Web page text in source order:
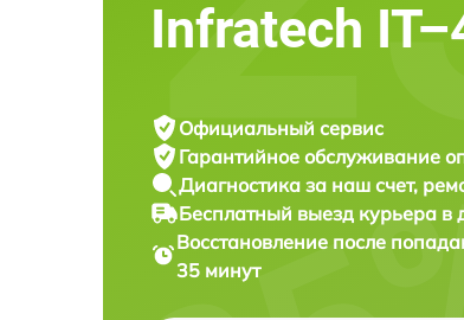
Infratech
Официальный сервис
Гарантийное обслуживание
Диагностика за наш счет,
Бесплатный выезд курьера в
Восстановление после
35 минут